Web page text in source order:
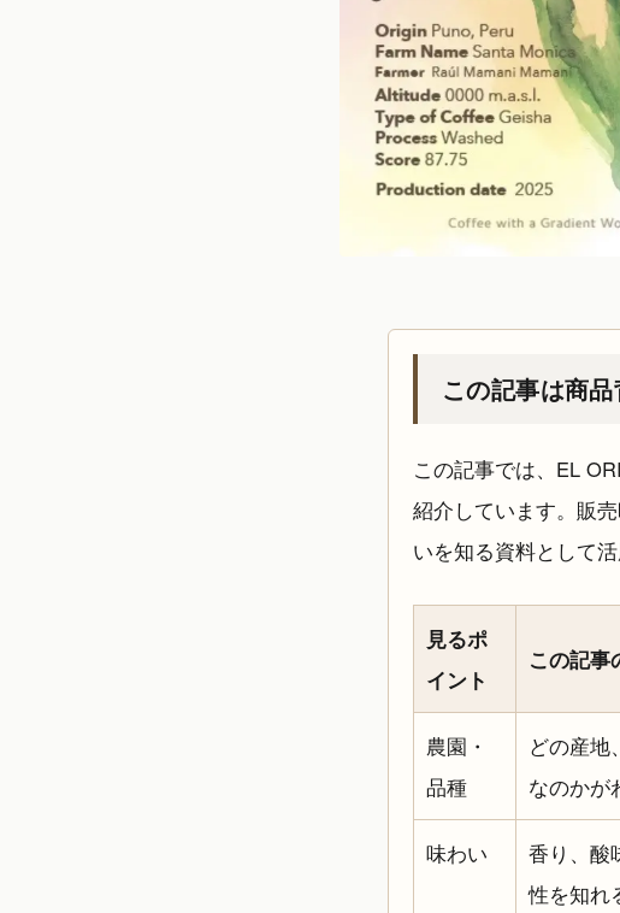
この記事は商
この記事では、EL
紹介しています。販
いを知る資料として活
見るポ
イント
この記事
農園・
品種
どの産地
なのかが
味わい
香り、酸
性を知れ